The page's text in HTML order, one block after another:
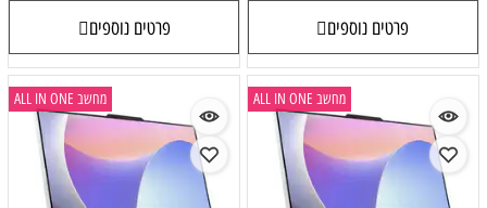
פרטים נוספים פרטים נוספים
מחשב ALL IN ONE מחשב ALL IN ONE